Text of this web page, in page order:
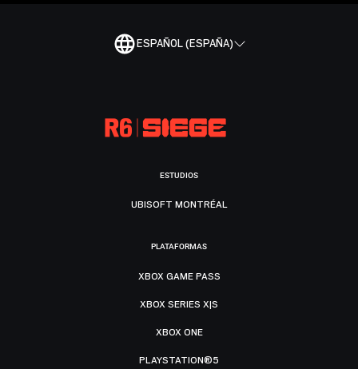
ESPAÑOL (ESPAÑA)
ESTUDIOS
UBISOFT MONTRÉAL
PLATAFORMAS
XBOX GAME PASS
XBOX SERIES X|S
XBOX ONE
PLAYSTATION®5